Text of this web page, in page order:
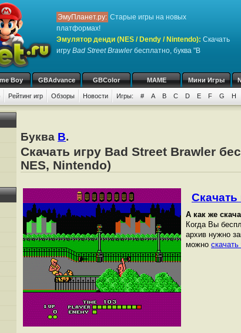
ЭмуПланет.ру: Старые игры на новых
платформах!
Эмулятор денди (NES / Dendy / Nintendo): Скачать
игру Bad Street Brawlerбесплатно, буква "B
Boy GBAdvance GBColor MAME Мини Игры
Рейтинг игр Обзоры Новости Игры: # A B C D E F G H
Буква B.
Скачать игру Bad Street Brawler
NES, Nintendo)
Скачать
А как же
Когда Вы
архив нужно
можно скачать